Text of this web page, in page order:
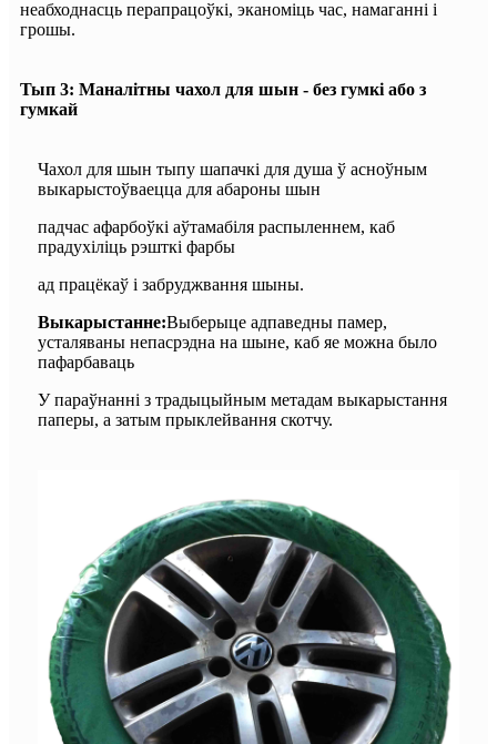
неабходнасць перапрацоўкі, эканоміць час, намаганні і
грошы.
Тып 3: Маналітны чахол для шын - без гумкі або з
гумкай
Чахол для шын тыпу шапачкі для душа ў асноўным
выкарыстоўваецца для абароны шын
падчас афарбоўкі аўтамабіля распыленнем, каб
прадухіліць рэшткі фарбы
ад працёкаў і забруджвання шыны.
Выкарыстанне:Выберыце адпаведны памер,
усталяваны непасрэдна на шыне, каб яе можна было
пафарбаваць
У параўнанні з традыцыйным метадам выкарыстання
паперы, а затым прыклейвання скотчу.